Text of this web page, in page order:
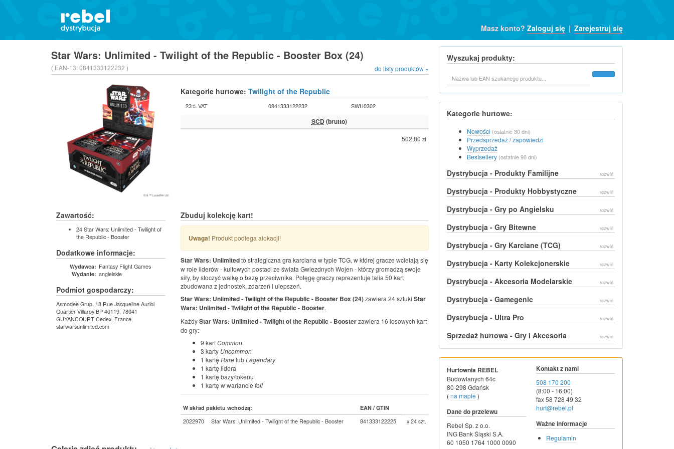
Masz konto? Zaloguj się | Zarejestruj się
Star Wars: Unlimited - Twilight of the Republic - Booster Box (24)
( EAN-13:0841333122232 ) do listy produktów »
Kategorie hurtowe: Twilight of the Republic
23% VAT 0841333122232 SWH0302
SCD (brutto)
502,80 zł
Zawartość:
24 Star Wars: Unlimited - Twilight of
the Republic - Booster
Dodatkowe informacje:
Wydawca: Fantasy Flight Games
Wydanie: angielskie
Podmiot gospodarczy:
Asmodee Grup, 18 Rue Jacqueline Auriol
Quartier Villaroy BP 40119, 78041
GUYANCOURT Cedex, France,
starwarsunlimited.com
Zbuduj kolekcję kart!
Uwaga! Produkt podlega alokacji!
Star Wars: Unlimitedto strategiczna gra karciana w typie TCG, w której gracze wcielają się
w role liderów - kultowych postaci ze świata Gwiezdnych Wojen - którzy gromadzą swoje
siły, by stoczyć walkę o bazę przeciwnika. Potęgę graczy reprezentuje talia 50 kart
zbudowana z jednostek, zdarzeń i ulepszeń.
Star Wars: Unlimited - Twilight of the Republic - Booster Box (24)zawiera 24 sztuki Star
Wars: Unlimited - Twilight of the Republic - Booster.
KażdyStar Wars: Unlimited - Twilight of the Republic - Boosterzawiera 16 losowych kart
do gry:
9 kartCommon
3 karty Uncommon
1 kartę RarelubLegendary
1 kartę lidera
1 kartę bazy/tokenu
1 kartę w wariancie foil
W skład pakietu wchodzą: EAN / GTIN
2022970 Star Wars: Unlimited - Twilight of the Republic - Booster 841333122225 x 24 szt.
Wyszukaj produkty:
Kategorie hurtowe:
Nowości (ostatnie 30 dni)
Przedsprzedaż / zapowiedzi
Wyprzedaż
Bestsellery (ostatnie 90 dni)
Dystrybucja - Produkty Familijne rozwiń
Dystrybucja - Produkty Hobbystyczne rozwiń
Dystrybucja - Gry po Angielsku rozwiń
Dystrybucja - Gry Bitewne rozwiń
Dystrybucja - Gry Karciane (TCG) rozwiń
Dystrybucja - Karty Kolekcjonerskie rozwiń
Dystrybucja - Akcesoria Modelarskie rozwiń
Dystrybucja - Gamegenic rozwiń
Dystrybucja - Ultra Pro rozwiń
Sprzedaż hurtowa - Gry i Akcesoria rozwiń
Hurtownia REBEL
Budowlanych 64c
80-298 Gdańsk
(na mapie )
Dane do przelewu
Rebel Sp. z o.o.
ING Bank Śląski S.A.
60 1050 1764 1000 0090
Kontakt z nami
508 170 200
(8:00 - 16:00)
fax 58 728 49 32
hurt@rebel.pl
Ważne informacje
Regulamin